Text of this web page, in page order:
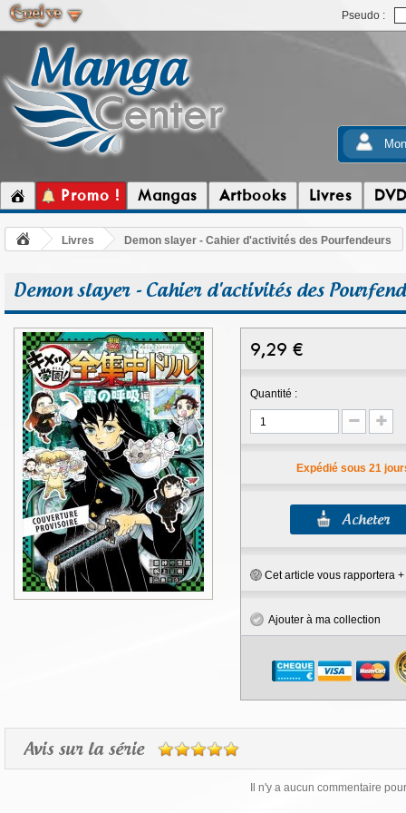
Pseudo :
Promo ! Mangas Artbooks Livres DVD
Livres Demon slayer - Cahier d'activités des Pourfendeurs
Demon slayer - Cahier d'activités des
9,29 €
Quantité :
Expédié sous 21
Cet article vous rapportera +
Ajouter à ma collection
Avis sur la série
Il n'y a aucun commentaire